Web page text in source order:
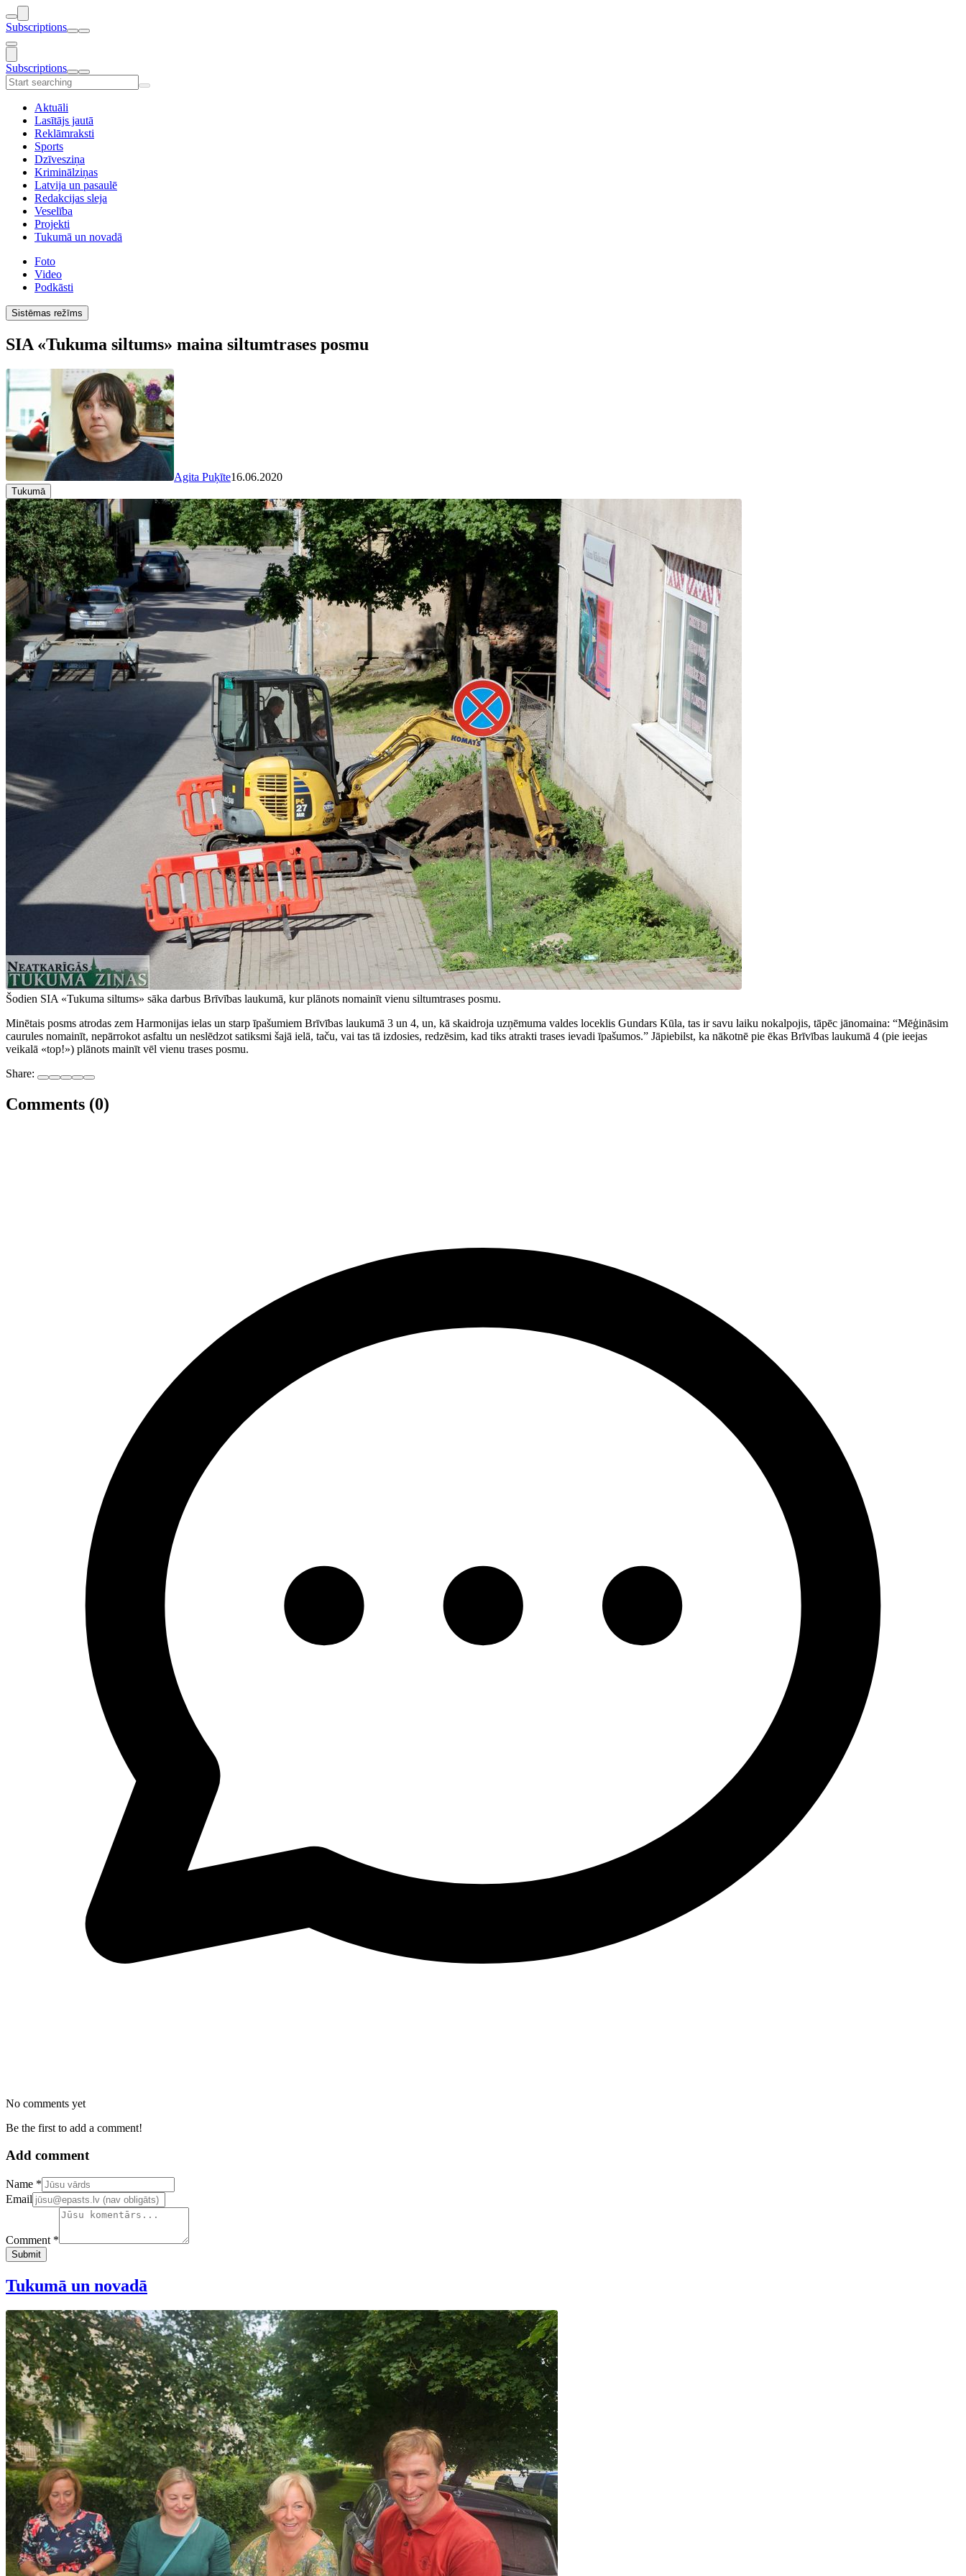
Subscriptions
Subscriptions
Aktuāli
Lasītājs jautā
Reklāmraksti
Sports
Dzīvesziņa
Kriminālziņas
Latvija un pasaulē
Redakcijas sleja
Veselība
Projekti
Tukumā un novadā
Foto
Video
Podkāsti
Sistēmas režīms
SIA «Tukuma siltums» maina siltumtrases posmu
Agita Puķīte16.06.2020
Tukumā
Šodien SIA «Tukuma siltums» sāka darbus Brīvības laukumā, kur plānots nomainīt vienu siltumtrases posmu.
Minētais posms atrodas zem Harmonijas ielas un starp īpašumiem Brīvības laukumā 3 un 4, un, kā skaidroja uzņēmuma valdes loceklis Gundars Kūla, tas ir savu laiku nokalpojis, tāpēc jānomaina: “Mēģināsim
caurules nomainīt, nepārrokot asfaltu un neslēdzot satiksmi šajā ielā, taču, vai tas tā izdosies, redzēsim, kad tiks atrakti trases ievadi īpašumos.” Jāpiebilst, ka nākotnē pie ēkas Brīvības laukumā 4 (pie ieejas
veikalā «top!») plānots mainīt vēl vienu trases posmu.
Share:
Comments (0)
No comments yet
Be the first to add a comment!
Add comment
Confirm your email address
Name *
Email
Comment *
Submit
Tukumā un novadā